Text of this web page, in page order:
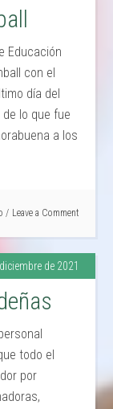
Educación
con el
día del
lo que fue
a los
Leave a Comment
de 2021
todo el
por